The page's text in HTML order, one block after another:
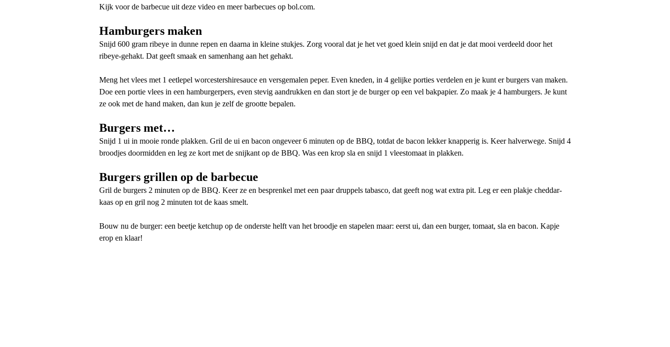
Kijk voor de barbecue uit deze video en meer barbecues op bol.com.
Hamburgers maken
Snijd 600 gram ribeye in dunne repen en daarna in kleine stukjes. Zorg vooral dat je het vet goed klein snijd en dat je dat mooi verdeeld door het
ribeye-gehakt. Dat geeft smaak en samenhang aan het gehakt.
Meng het vlees met 1 eetlepel worcestershiresauce en versgemalen peper. Even kneden, in 4 gelijke porties verdelen en je kunt er burgers van maken.
Doe een portie vlees in een hamburgerpers, even stevig aandrukken en dan stort je de burger op een vel bakpapier. Zo maak je 4 hamburgers. Je kunt
ze ook met de hand maken, dan kun je zelf de grootte bepalen.
Burgers met…
Snijd 1 ui in mooie ronde plakken. Gril de ui en bacon ongeveer 6 minuten op de BBQ, totdat de bacon lekker knapperig is. Keer halverwege. Snijd 4
broodjes doormidden en leg ze kort met de snijkant op de BBQ. Was een krop sla en snijd 1 vleestomaat in plakken.
Burgers grillen op de barbecue
Gril de burgers 2 minuten op de BBQ. Keer ze en besprenkel met een paar druppels tabasco, dat geeft nog wat extra pit. Leg er een plakje cheddar-
kaas op en gril nog 2 minuten tot de kaas smelt.
Bouw nu de burger: een beetje ketchup op de onderste helft van het broodje en stapelen maar: eerst ui, dan een burger, tomaat, sla en bacon. Kapje
erop en klaar!